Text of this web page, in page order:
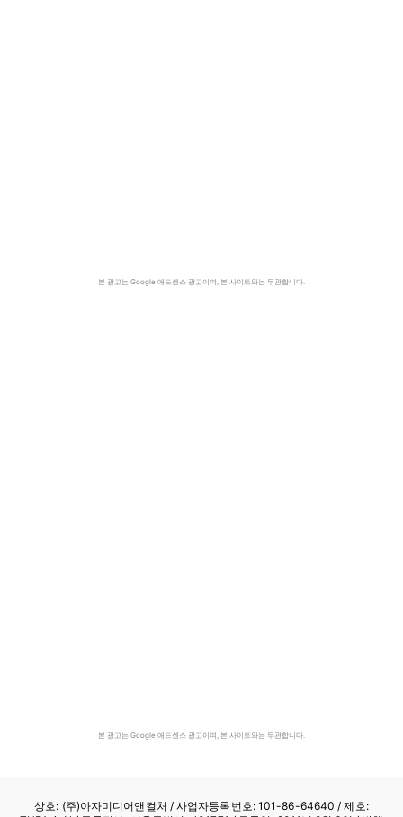
본 광고는 Google 애드센스 광고이며, 본 사이트와는 무관합니다.
본 광고는 Google 애드센스 광고이며, 본 사이트와는 무관합니다.
상호: (주)아자미디어앤컬처 /사업자등록번호: 101-86-64640 / 제호: